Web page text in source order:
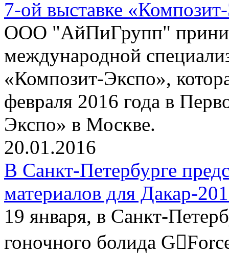
7-ой выставке
ООО "АйПиГрупп"
международной
«Композит-Экспо»,
февраля 2016 года в
Экспо» в Москве.
20.01.2016
В Санкт-Петербурге
материалов для Дакар-
19 января, в Санкт-
гоночного болида